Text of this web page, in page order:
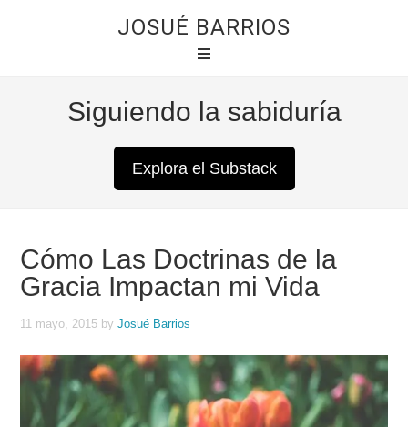
JOSUÉ BARRIOS
Siguiendo la sabiduría
Explora el Substack
Cómo Las Doctrinas de la
Gracia Impactan mi Vida
11 mayo, 2015 byJosué Barrios